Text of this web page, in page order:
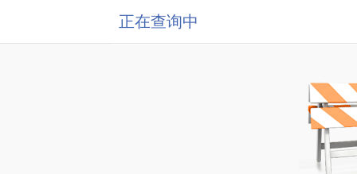
正在查询中